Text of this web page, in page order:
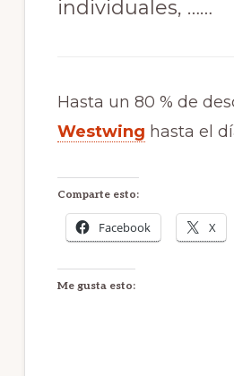
individuales, ……
Hasta un 80 % de
Westwing hasta el
Comparte esto:
Facebook X
Me gusta esto: